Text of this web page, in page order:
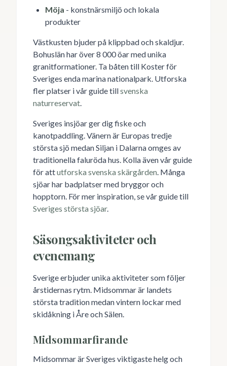
Möja - konstnärsmiljö och lokala
produkter
Västkusten bjuder på klippbad och skaldjur.
Bohuslän har över 8 000 öar med unika
granitformationer. Ta båten till Koster för
Sveriges enda marina nationalpark. Utforska
fler platser i vår guide tillsvenska
naturreservat.
Sveriges insjöar ger dig fiske och
kanotpaddling. Vänern är Europas tredje
största sjö medan Siljan i Dalarna omges av
traditionella faluröda hus. Kolla även vår guide
för attutforska svenska skärgården. Många
sjöar har badplatser med bryggor och
hopptorn. För mer inspiration, se vår guide till
Sveriges största sjöar.
Säsongsaktiviteter och
evenemang
Sverige erbjuder unika aktiviteter som följer
årstidernas rytm. Midsommar är landets
största tradition medan vintern lockar med
skidåkning i Åre och Sälen.
Midsommarfirande
Midsommar är Sveriges viktigaste helg och